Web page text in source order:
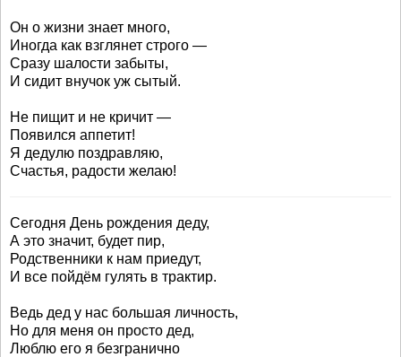
Он о жизни знает много,
Иногда как взглянет строго —
Сразу шалости забыты,
И сидит внучок уж сытый.
Не пищит и не кричит —
Появился аппетит!
Я дедулю поздравляю,
Счастья, радости желаю!
Сегодня День рождения деду,
А это значит, будет пир,
Родственники к нам приедут,
И все пойдём гулять в трактир.
Ведь дед у нас большая личность,
Но для меня он просто дед,
Люблю его я безгранично